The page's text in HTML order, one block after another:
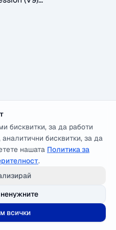
бисквитки, за да работи
бисквитки, за да
нашата Политика за
.
всички